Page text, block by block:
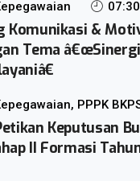
Komunikasi &
Tema
PPPK
Keputusan
II Formasi